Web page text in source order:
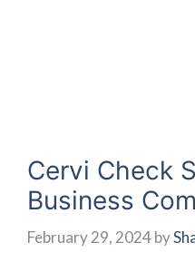
Cervi Check
Business
February 29, 2024by